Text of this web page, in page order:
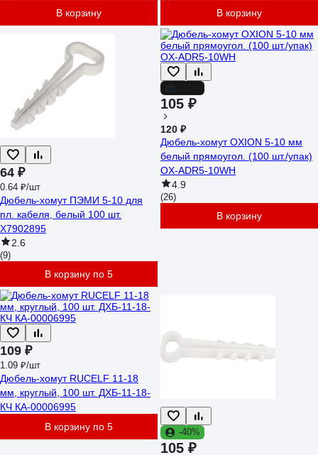
В корзину В корзину
64 ₽
0.64 ₽/шт
Дюбель-хомут ПЭМИ 5-10 для
пл. кабеля, белый 100 шт.
X7902895
2.6
(9)
В корзину по 5
105 ₽
120 ₽
Дюбель-хомут OXION 5-10 мм
белый прямоугол. (100 шт./упак)
OX-ADR5-10WH
4.9
(26)
В корзину
109 ₽
1.09 ₽/шт
Дюбель-хомут RUCELF 11-18
мм, круглый, 100 шт. ДХБ-11-18-
КЧ КА-00006995
В корзину по 5
-40%
105 ₽